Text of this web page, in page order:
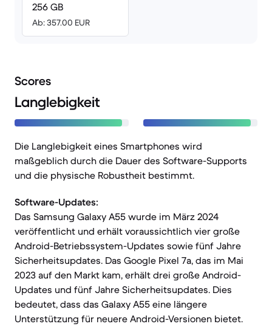
256 GB
Ab: 357.00 EUR
Scores
Langlebigkeit
Die Langlebigkeit eines Smartphones wird
maßgeblich durch die Dauer des Software-Supports
und die physische Robustheit bestimmt.
Software-Updates:
Das Samsung Galaxy A55 wurde im März 2024
veröffentlicht und erhält voraussichtlich vier große
Android-Betriebssystem-Updates sowie fünf Jahre
Sicherheitsupdates. Das Google Pixel 7a, das im Mai
2023 auf den Markt kam, erhält drei große Android-
Updates und fünf Jahre Sicherheitsupdates. Dies
bedeutet, dass das Galaxy A55 eine längere
Unterstützung für neuere Android-Versionen bietet.